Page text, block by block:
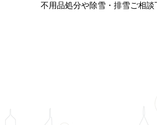
不用品処分や除雪・排雪ご相談